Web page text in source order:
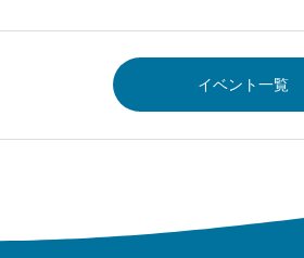
イベント一覧